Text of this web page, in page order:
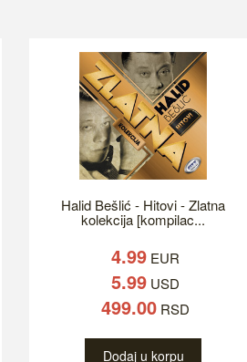
Halid Bešlić - Hitovi - Zlatna
kolekcija [kompilac...
4.99 EUR
5.99 USD
499.00 RSD
Dodaj u korpu